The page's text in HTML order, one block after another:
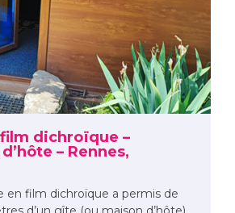
dichroïque –
– Rennes,
en film dichroïque a permis de